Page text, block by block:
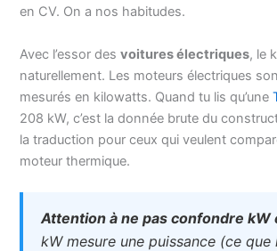
en CV. On a nos habitudes.
Avec l’essor desvoitures électriques, le
naturellement. Les moteurs électriques
mesurés en kilowatts. Quand tu lis qu’une
208 kW, c’est la donnée brute du
la traduction pour ceux qui veulent
moteur thermique.
Attention à ne pas confondre kW
kW mesure une puissance (ce